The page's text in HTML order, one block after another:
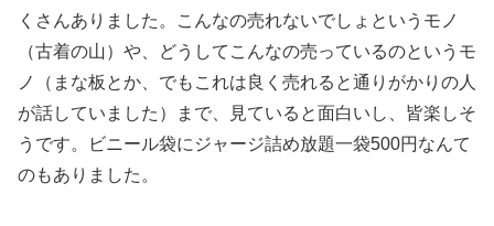
くさんありました。こんなの売れないでしょというモノ
（古着の山）や、どうしてこんなの売っているのというモ
ノ（まな板とか、でもこれは良く売れると通りがかりの人
が話していました）まで、見ていると面白いし、皆楽しそ
うです。ビニール袋にジャージ詰め放題一袋500円なんて
のもありました。